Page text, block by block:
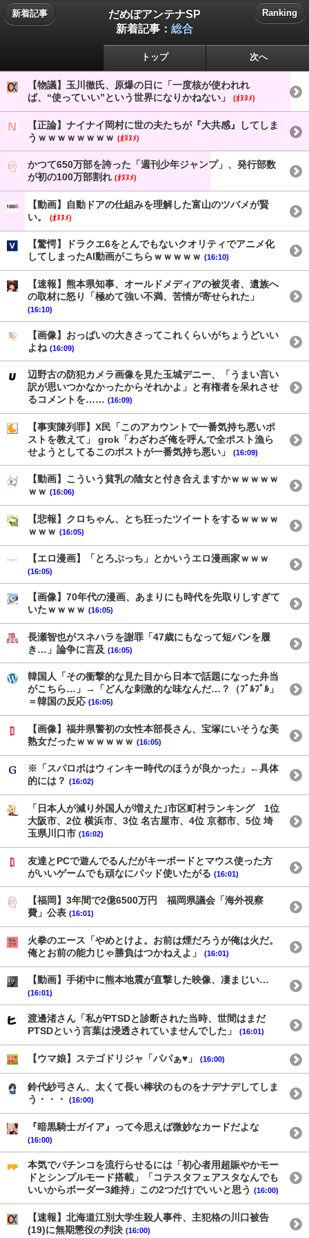
新着記事
だめぽアンテナSP
新着記事： 総合
Ranking
トップ 次へ
【物議】玉川徹氏、原爆の日に「一度核が使われれ
ば、“使っていい”という世界になりかねない」
(ｵﾇﾇﾒ)
【正論】ナイナイ岡村に世の夫たちが『大共感』してしま
うｗｗｗｗｗｗｗｗ (ｵﾇﾇﾒ)
かつて650万部を誇った「週刊少年ジャンプ」、発行部数
が初の100万部割れ (ｵﾇﾇﾒ)
【動画】自動ドアの仕組みを理解した富山のツバメが賢
い。
(ｵﾇﾇﾒ)
【驚愕】ドラクエ6をとんでもないクオリティでアニメ化
してしまったAI動画がこちらｗｗｗｗｗ (16:10)
【速報】熊本県知事、オールドメディアの被災者、遺族へ
の取材に怒り「極めて強い不満、苦情が寄せられた」
(16:10)
【画像】おっぱいの大きさってこれくらいがちょうどいい
よね (16:09)
辺野古の防犯カメラ画像を見た玉城デニー、「うまい言い
訳が思いつかなかったからそれかよ」と有権者を呆れさせ
るコメントを…… (16:09)
【事実陳列罪】X民「このアカウントで一番気持ち悪いポ
ストを教えて」 grok「わざわざ俺を呼んで全ポスト漁ら
せようとしてるこのポストが一番気持ち悪い」
(16:09)
【動画】こういう貧乳の陰女と付き合えますかｗｗｗｗｗ
ｗｗ (16:06)
【悲報】クロちゃん、とち狂ったツイートをするｗｗｗｗ
ｗｗｗ (16:05)
【エロ漫画】「とろぷっち」とかいうエロ漫画家ｗｗｗ
(16:05)
【画像】70年代の漫画、あまりにも時代を先取りしすぎて
いたｗｗｗｗ (16:05)
長瀬智也がスネハラを謝罪「47歳にもなって短パンを履
き…」論争に言及 (16:05)
韓国人「その衝撃的な見た目から日本で話題になった弁当
がこちら…」→「どんな刺激的な味なんだ…？（ﾌﾞﾙﾌﾞﾙ」
＝韓国の反応 (16:05)
【画像】福井県警初の女性本部長さん、宝塚にいそうな美
熟女だったｗｗｗｗｗｗ (16:05)
※「スパロボはウィンキー時代のほうが良かった」←具体
的には？ (16:02)
「日本人が減り外国人が増えた｣市区町村ランキング 1位
大阪市、2位 横浜市、3位 名古屋市、4位 京都市、5位 埼
玉県川口市 (16:02)
友達とPCで遊んでるんだがキーボードとマウス使った方
がいいゲームでも頑なにパッド使いたがる (16:01)
【福岡】3年間で2億6500万円 福岡県議会「海外視察
費」公表 (16:01)
火拳のエース「やめとけよ。お前は煙だろうが俺は火だ。
俺とお前の能力じゃ勝負はつかねえよ」
(16:01)
【動画】手術中に熊本地震が直撃した映像、凄まじい…
(16:01)
渡邊渚さん「私がPTSDと診断された当時、世間はまだ
PTSDという言葉は浸透されていませんでした」
(16:01)
【ウマ娘】ステゴドリジャ「パパぁ♥」 (16:00)
鈴代紗弓さん、太くて長い棒状のものをナデナデしてしま
う・・・
(16:00)
『暗黒騎士ガイア』って今思えば微妙なカードだよな
(16:00)
本気でパチンコを流行らせるには「初心者用超賑やかモー
ドとシンプルモード搭載」「コテスタフェアスタなんでも
いいからボーダー3維持」この2つだけでいいと思う (16:00)
【速報】北海道江別大学生殺人事件、主犯格の川口被告
(19)に無期懲役の判決 (16:00)